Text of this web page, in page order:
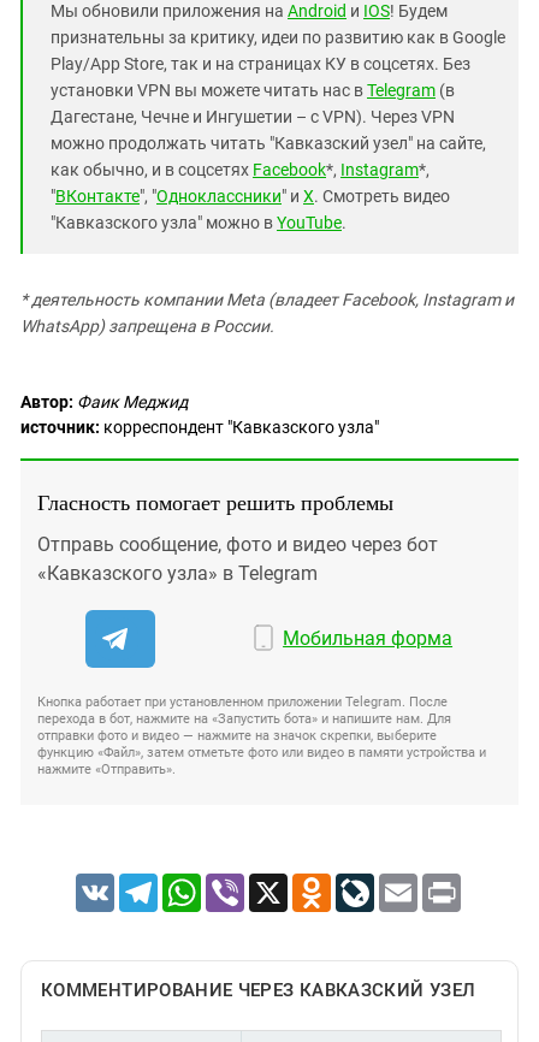
Мы обновили приложения на Android и IOS! Будем
признательны за критику, идеи по развитию как в Google
Play/App Store, так и на страницах КУ в соцсетях. Без
установки VPN вы можете читать нас вTelegram (в
Дагестане, Чечне и Ингушетии – с VPN). Через VPN
можно продолжать читать "Кавказский узел" на сайте,
как обычно, и в соцсетях Facebook*, Instagram*,
"ВКонтакте", "Одноклассники" и X. Смотреть видео
"Кавказского узла" можно вYouTube.
* деятельность компании Meta (владеет Facebook, Instagram и
WhatsApp) запрещена в России.
Автор: Фаик Меджид
источник: корреспондент "Кавказского узла"
Гласность помогает решить проблемы
Отправь сообщение, фото и видео через бот
«Кавказского узла» в Telegram
Мобильная форма
Кнопка работает при установленном приложении Telegram. После
перехода в бот, нажмите на «Запустить бота» и напишите нам. Для
отправки фото и видео — нажмите на значок скрепки, выберите
функцию «Файл», затем отметьте фото или видео в памяти устройства и
нажмите «Отправить».
VK TelegramWhatsApp
Viber X Odnoklassniki
LiveJournal
Email Print
КОММЕНТИРОВАНИЕ ЧЕРЕЗ КАВКАЗСКИЙ УЗЕЛ